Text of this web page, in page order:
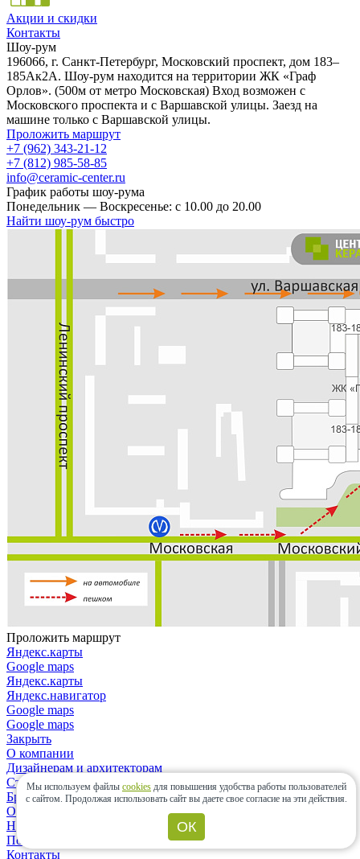
Акции и скидки
Контакты
Шоу-рум
196066, г. Санкт-Петербург, Московский проспект, дом 183–
185Ак2А. Шоу-рум находится на территории ЖК «Граф
Орлов». (500м от метро Московская) Вход возможен с
Московского проспекта и с Варшавской улицы. Заезд на
машине только с Варшавской улицы.
Проложить маршрут
+7 (962) 343-21-12
+7 (812) 985-58-85
info@ceramic-center.ru
График работы шоу-рума
Понедельник — Воскресенье: с 10.00 до 20.00
Найти шоу-рум быстро
Проложить маршрут
Яндекс.карты
Google maps
Яндекс.карты
Яндекс.навигатор
Google maps
Google maps
Закрыть
О компании
Дизайнерам и архитекторам
Строительным организациям
Бренды
Отзывы
Новости
Политика конфиденциальности
Контакты
Мы используем файлы cookies для повышения удобства работы пользователей
с сайтом. Продолжая использовать сайт вы даете свое согласие на эти действия.
ОК